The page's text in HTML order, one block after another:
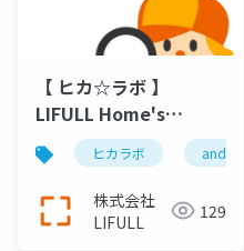
【 ヒカ☆ラボ 】
LIFULL Home's
androidアプリの開発
の裏側について
ヒカラボ android
株式会社
LIFULL
129